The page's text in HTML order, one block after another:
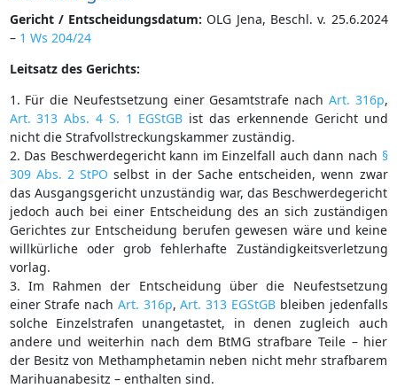
Gericht / Entscheidungsdatum: OLG Jena, Beschl. v. 25.6.2024
– 1 Ws 204/24
Leitsatz des Gerichts:
1. Für die Neufestsetzung einer Gesamtstrafe nach Art. 316p,
Art. 313 Abs. 4 S. 1 EGStGB ist das erkennende Gericht und
nicht die Strafvollstreckungskammer zuständig.
2. Das Beschwerdegericht kann im Einzelfall auch dann nach §
309 Abs. 2 StPO selbst in der Sache entscheiden, wenn zwar
das Ausgangsgericht unzuständig war, das Beschwerdegericht
jedoch auch bei einer Entscheidung des an sich zuständigen
Gerichtes zur Entscheidung berufen gewesen wäre und keine
willkürliche oder grob fehlerhafte Zuständigkeitsverletzung
vorlag.
3. Im Rahmen der Entscheidung über die Neufestsetzung
einer Strafe nach Art. 316p,Art. 313 EGStGBbleiben jedenfalls
solche Einzelstrafen unangetastet, in denen zugleich auch
andere und weiterhin nach dem BtMG strafbare Teile – hier
der Besitz von Methamphetamin neben nicht mehr strafbarem
Marihuanabesitz – enthalten sind.